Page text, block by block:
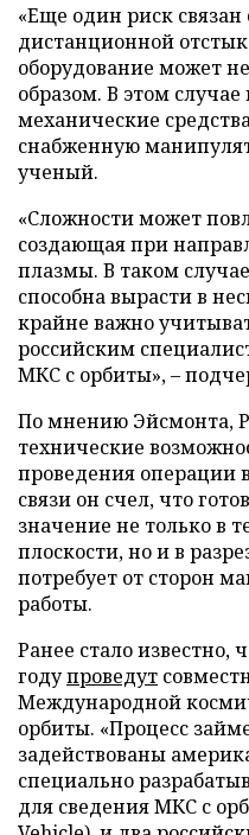
«Еще один риск
дистанционной
оборудование может
образом. В этом
механические
снабженную
ученый.
«Сложности может
создающая при
плазмы. В таком
способна вырасти в
крайне важно
российским
МКС с орбиты», –
По мнению Эйсмонта,
технические
проведения операции
связи он счел, что
значение не только в
плоскости, но и в
потребует от сторон
работы.
Ранее стало известно,
годупроведут
Международной
орбиты. «Процесс
задействованы
специально
для сведения МКС с